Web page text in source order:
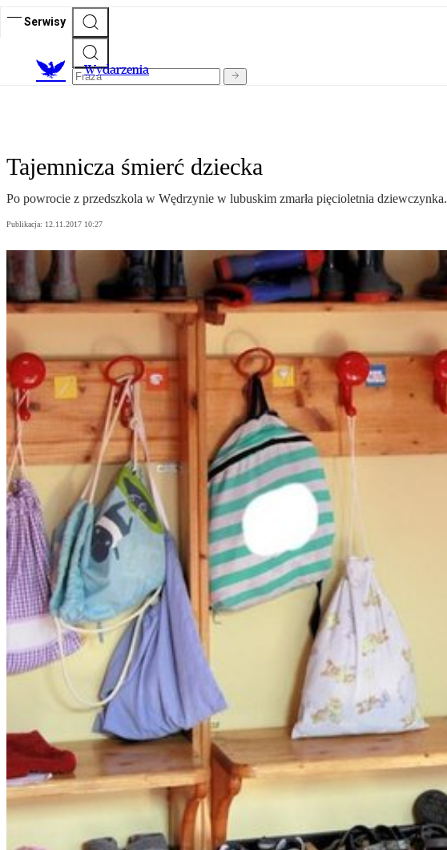
Serwisy
Wydarzenia
Tajemnicza śmierć dziecka
Po powrocie z przedszkola w Wędrzynie w lubuskim zmarła pięcioletnia dziewczynka.
Publikacja: 12.11.2017 10:27